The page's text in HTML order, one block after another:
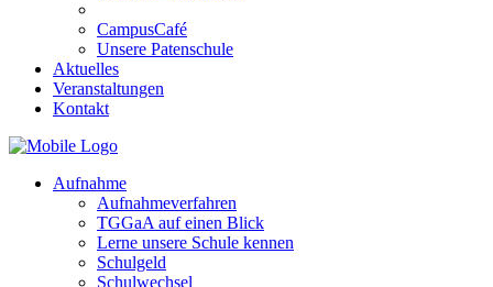
CampusCafé
Unsere Patenschule
Aktuelles
Veranstaltungen
Kontakt
Aufnahme
Aufnahmeverfahren
TGGaA auf einen Blick
Lerne unsere Schule kennen
Schulgeld
Schulwechsel